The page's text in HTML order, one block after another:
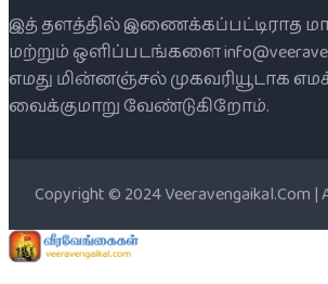
இத் தளத்தில் இணைக்கப்பட்டிராத
மற்றும் ஒளிப்படங்களை
எமது மின்னஞ்சல் முகவரியூடாக
வைக்குமாறு வேண்டுகிறோம்.
Copyright © 2024 Veeravengaikal.Com |